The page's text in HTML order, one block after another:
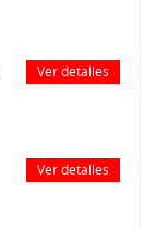
Ver detalles
Ver detalles